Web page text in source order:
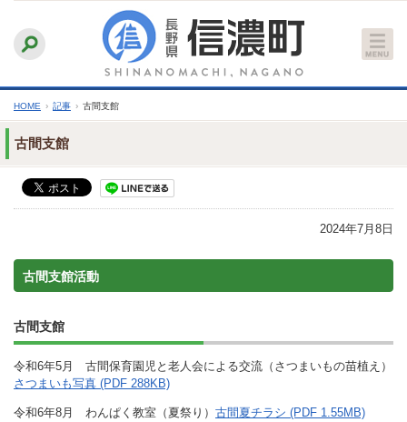
文
へ
ふりがなをつける
文字サイズ
縮小 標準 拡大
HOME › 記事 › 古間支館
古間支館
2024年7月8日
古間支館活動
古間支館
令和6年5月 古間保育園児と老人会による交流（さつまいもの苗植え）
さつまいも写真 (PDF 288KB)
令和6年8月 わんぱく教室（夏祭り） 古間夏チラシ (PDF 1.55MB)